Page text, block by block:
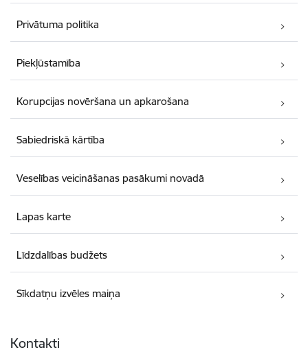
Privātuma politika
Piekļūstamība
Korupcijas novēršana un apkarošana
Sabiedriskā kārtība
Veselības veicināšanas pasākumi novadā
Lapas karte
Līdzdalības budžets
Sīkdatņu izvēles maiņa
Kontakti